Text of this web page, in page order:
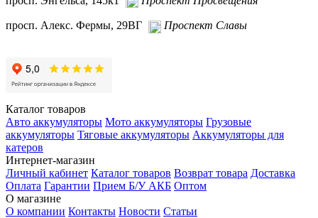
просп. Алекс. Фермы, 29ВГ Проспект Славы
Каталог товаров
Авто аккумуляторы Мото аккумуляторы Грузовые
аккумуляторы Тяговые аккумуляторы Аккумуляторы для
катеров
Интернет-магазин
Личный кабинет Каталог товаров Возврат товара Доставка
Оплата Гарантии Прием Б/У АКБ Оптом
О магазине
О компании Контакты Новости Статьи